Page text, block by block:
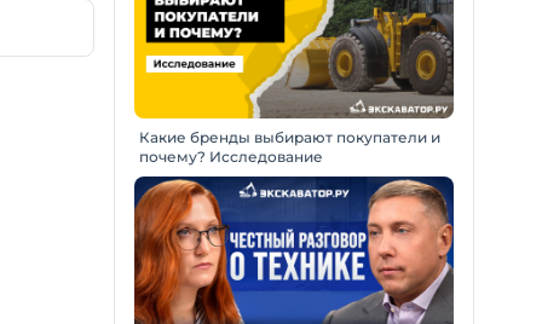
Какие бренды выбирают покупатели и
почему? Исследование